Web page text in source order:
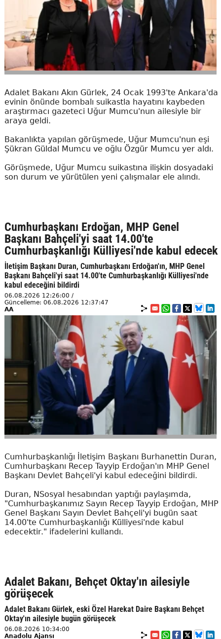
Adalet Bakanı Akın Gürlek, 24 Ocak 1993'te Ankara'da
evinin önünde bombalı suikastla hayatını kaybeden
araştırmacı gazeteci Uğur Mumcu'nun ailesiyle bir
araya geldi.
Bakanlıkta yapılan görüşmede, Uğur Mumcu'nun eşi
Şükran Güldal Mumcu ve oğlu Özgür Mumcu yer aldı.
Görüşmede, Uğur Mumcu suikastına ilişkin dosyadaki
son durum ve yürütülen yeni çalışmalar ele alındı.
Cumhurbaşkanı Erdoğan, MHP Genel
Başkanı Bahçeli'yi saat 14.00'te
Cumhurbaşkanlığı Külliyesi'nde kabul edecek
İletişim Başkanı Duran, Cumhurbaşkanı Erdoğan'ın, MHP Genel
Başkanı Bahçeli'yi saat 14.00'te Cumhurbaşkanlığı Külliyesi'nde
kabul edeceğini bildirdi
06.08.2026 12:26:00 /
Güncelleme: 06.08.2026 12:37:47
AA
Cumhurbaşkanlığı İletişim Başkanı Burhanettin Duran,
Cumhurbaşkanı Recep Tayyip Erdoğan'ın MHP Genel
Başkanı Devlet Bahçeli'yi kabul edeceğini bildirdi.
Duran, NSosyal hesabından yaptığı paylaşımda,
"Cumhurbaşkanımız Sayın Recep Tayyip Erdoğan, MHP
Genel Başkanı Sayın Devlet Bahçeli'yi bugün saat
14.00'te Cumhurbaşkanlığı Külliyesi'nde kabul
edecektir." ifadelerini kullandı.
Adalet Bakanı, Behçet Oktay'ın ailesiyle
görüşecek
Adalet Bakanı Gürlek, eski Özel Harekat Daire Başkanı Behçet
Oktay'ın ailesiyle bugün görüşecek
06.08.2026 10:34:00
Anadolu Ajansı